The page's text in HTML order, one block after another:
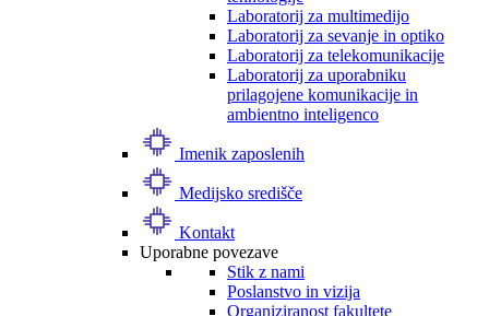
Laboratorij za multimedijo
Laboratorij za sevanje in optiko
Laboratorij za telekomunikacije
Laboratorij za uporabniku
prilagojene komunikacije in
ambientno inteligenco
Imenik zaposlenih
Medijsko središče
Kontakt
Uporabne povezave
Stik z nami
Poslanstvo in vizija
Organiziranost fakultete